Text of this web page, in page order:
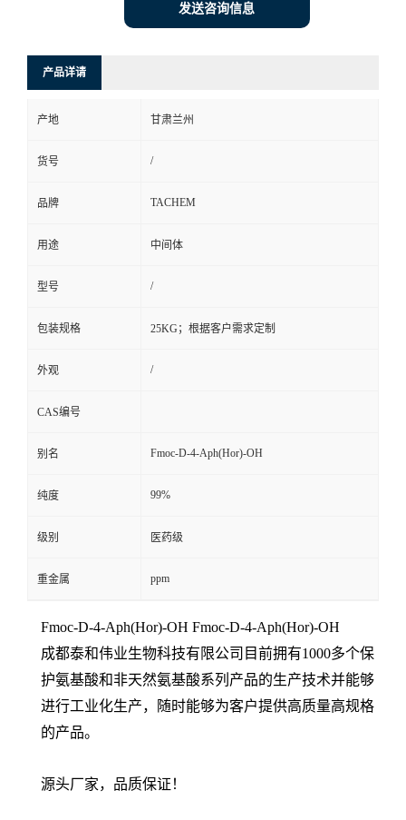
发送咨询信息
产品详请
产地 甘肃兰州
货号 /
品牌 TACHEM
用途 中间体
型号 /
包装规格 25KG；根据客户需求定制
外观 /
CAS编号
别名 Fmoc-D-4-Aph(Hor)-OH
纯度 99%
级别 医药级
重金属 ppm
Fmoc-D-4-Aph(Hor)-OH Fmoc-D-4-Aph(Hor)-OH
成都泰和伟业生物科技有限公司目前拥有1000多个保
护氨基酸和非天然氨基酸系列产品的生产技术并能够
进行工业化生产，随时能够为客户提供高质量高规格
的产品。
源头厂家，品质保证！